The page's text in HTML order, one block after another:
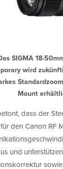
SIGMA 18-
wird
Mount
dass der
den Canon RF
und